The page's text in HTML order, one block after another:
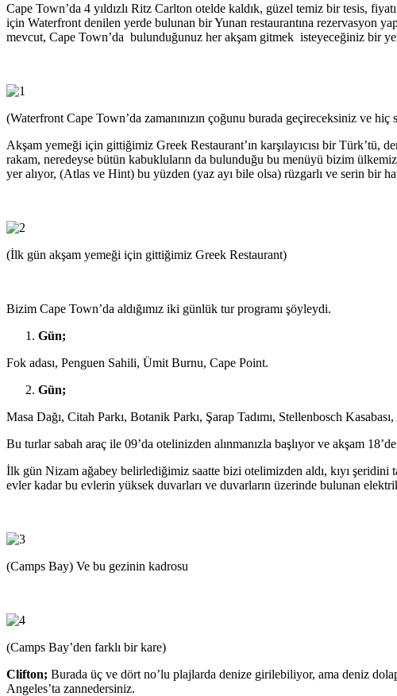
Cape Town’da 4 yıldızlı Ritz Carlton otelde kaldık, güzel temiz bir tesis,
için Waterfront denilen yerde bulunan bir Yunan restaurantına rezervasyon
mevcut, Cape Town’da bulunduğunuz her akşam gitmek isteyeceğiniz bir
(Waterfront Cape Town’da zamanınızın çoğunu burada geçireceksiniz ve hiç
Akşam yemeği için gittiğimiz Greek Restaurant’ın karşılayıcısı bir
rakam, neredeyse bütün kabukluların da bulunduğu bu menüyü bizim
yer alıyor, (Atlas ve Hint) bu yüzden (yaz ayı bile olsa) rüzgarlı ve serin bir
(İlk gün akşam yemeği için gittiğimiz Greek Restaurant)
Bizim Cape Town’da aldığımız iki günlük tur programı şöyleydi.
Gün;
Fok adası, Penguen Sahili, Ümit Burnu, Cape Point.
Gün;
Masa Dağı, Citah Parkı, Botanik Parkı, Şarap Tadımı, Stellenbosch
Bu turlar sabah araç ile 09’da otelinizden alınmanızla başlıyor ve akşam
İlk gün Nizam ağabey belirlediğimiz saatte bizi otelimizden aldı, kıyı
evler kadar bu evlerin yüksek duvarları ve duvarların üzerinde bulunan
(Camps Bay) Ve bu gezinin kadrosu
(Camps Bay’den farklı bir kare)
Clifton; Burada üç ve dört no’lu plajlarda denize girilebiliyor, ama deniz
Angeles’ta zannedersiniz.